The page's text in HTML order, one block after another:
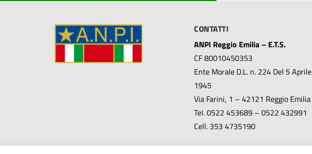
CONTATTI
ANPI Reggio Emilia – E.T.S.
CF 80010450353
Ente Morale D.L. n. 224 Del 5 Aprile
1945
Via Farini, 1 – 42121 Reggio Emilia
Tel. 0522 453689 – 0522 432991
Cell. 353 4735190